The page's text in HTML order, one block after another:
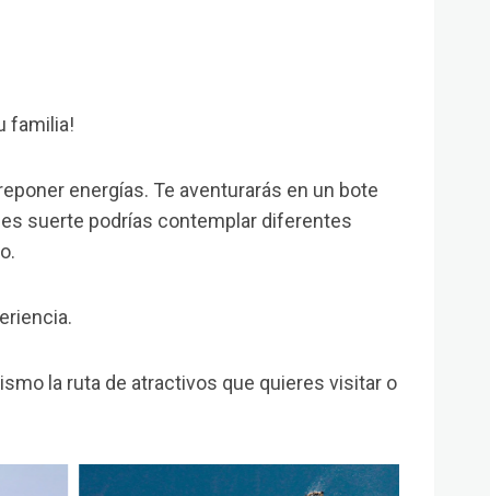
familia!
energías. Te aventurarás en un bote
suerte podrías contemplar diferentes
la ruta de atractivos que quieres visitar o